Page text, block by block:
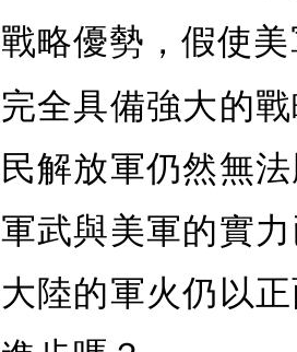
戰略優勢，假使
完全具備強大的
民解放軍仍然無
軍武與美軍的實
大陸的軍火仍以